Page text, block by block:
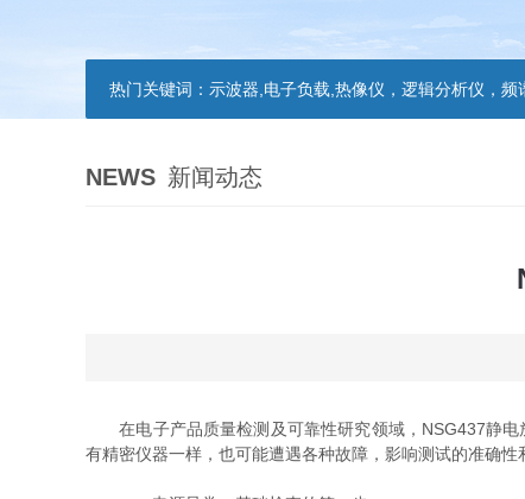
热门关键词： 示波器,电子负载,热像仪，逻辑分析仪，频谱分析仪
NEWS 新闻动态
在电子产品质量检测及可靠性研究领域，NSG437静电
有精密仪器一样，也可能遭遇各种故障，影响测试的准确